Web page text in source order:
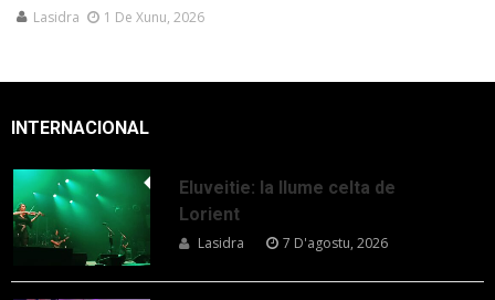
Lasidra 1 De Xunu, 2026
INTERNACIONAL
Eluveitie: la llume celta de
Lorient
Lasidra 7 D'agostu, 2026